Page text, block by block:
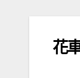
花